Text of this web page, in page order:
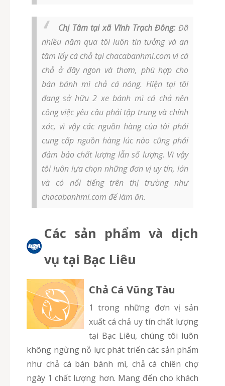
Chị Tâm tại xã Vĩnh Trạch Đông: Đã
nhiều năm qua tôi luôn tin tưởng và an
tâm lấy cá chả tại chacabanhmi.com vì cá
chả ở đây ngon và thơm, phù hợp cho
bán bánh mì chả cá nóng. Hiện tại tôi
đang sở hữu 2 xe bánh mì cá chả nên
công việc yêu cầu phải tập trung và chính
xác, vì vậy các nguồn hàng của tôi phải
cung cấp nguồn hàng lúc nào cũng phải
đảm bảo chất lượng lẫn số lượng. Vì vậy
tôi luôn lựa chọn những đơn vị uy tín, lớn
và có nổi tiếng trên thị trường như
chacabanhmi.com để làm ăn.
Các sản phẩm và dịch
vụ tại Bạc Liêu
Chả Cá Vũng Tàu
1 trong những đơn vị sản
xuất cá chả uy tín chất lượng
tại Bạc Liêu, chúng tôi luôn
không ngừng nỗ lực phát triển các sản phẩm
như chả cá bán bánh mì, chả cá chiên chợ
ngày 1 chất lượng hơn. Mang đến cho khách